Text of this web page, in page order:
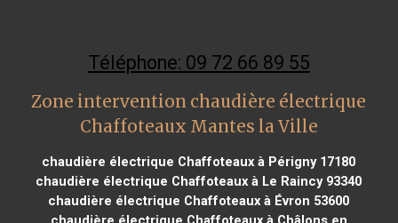
Téléphone: 09 72 66 89 55
Zone intervention chaudière électrique
Chaffoteaux Mantes la Ville
chaudière électrique Chaffoteaux à Périgny 17180
chaudière électrique Chaffoteaux à Le Raincy 93340
chaudière électrique Chaffoteaux à Évron 53600